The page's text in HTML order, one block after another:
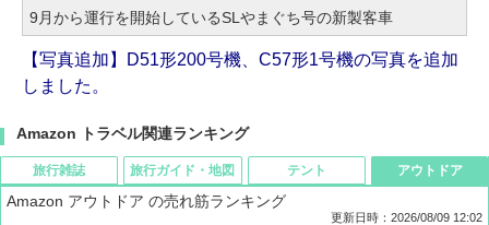
9月から運行を開始しているSLやまぐち号の新製客車
【写真追加】D51形200号機、C57形1号機の写真を追加
しました。
Amazon トラベル関連ランキング
旅行雑誌 旅行ガイド・地図 テント アウトドア
Amazon アウトドア の売れ筋ランキング
更新日時：2026/08/09 12:02